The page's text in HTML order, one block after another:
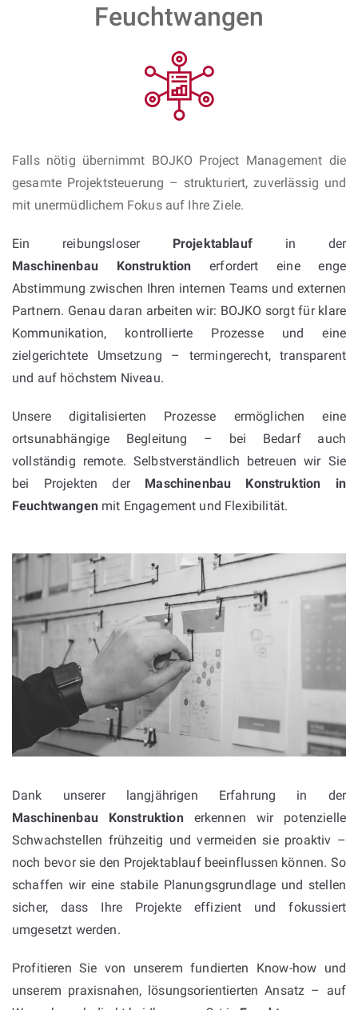
Feuchtwangen
Falls nötig übernimmt BOJKO Project Management die
gesamte Projektsteuerung – strukturiert, zuverlässig und
mit unermüdlichem Fokus auf Ihre Ziele.
Ein reibungsloser Projektablaufin der
Maschinenbau Konstruktion erfordert eine enge
Abstimmung zwischen Ihren internen Teams und externen
Partnern. Genau daran arbeiten wir: BOJKO sorgt für klare
Kommunikation, kontrollierte Prozesse und eine
zielgerichtete Umsetzung – termingerecht, transparent
und auf höchstem Niveau.
Unsere digitalisierten Prozesse ermöglichen eine
ortsunabhängige Begleitung – bei Bedarf auch
vollständig remote. Selbstverständlich betreuen wir Sie
bei Projekten der Maschinenbau Konstruktion in
Feuchtwangenmit Engagement und Flexibilität.
Dank unserer langjährigen Erfahrung in der
Maschinenbau Konstruktionerkennen wir potenzielle
Schwachstellen frühzeitig und vermeiden sie proaktiv –
noch bevor sie den Projektablauf beeinflussen können. So
schaffen wir eine stabile Planungsgrundlage und stellen
sicher, dass Ihre Projekte effizient und fokussiert
umgesetzt werden.
Profitieren Sie von unserem fundierten Know-how und
unserem praxisnahen, lösungsorientierten Ansatz – auf